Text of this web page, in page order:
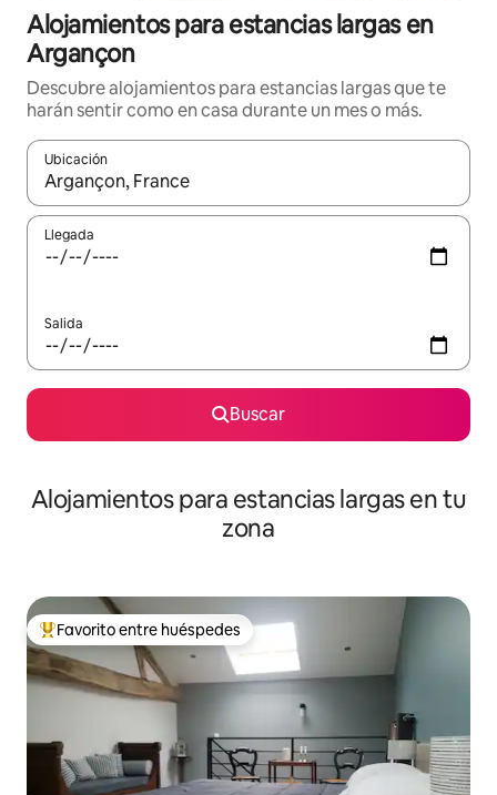
Alojamientos para estancias largas en
Argançon
Descubre alojamientos para estancias largas que te
harán sentir como en casa durante un mes o más.
Ubicación
Cuando los resultados estén disponibles, podrás navegar
Llegada
Salida
Buscar
Alojamientos para estancias largas en tu
zona
De los mejores en Favorito entre huéspedes
Favorito entre huéspedes